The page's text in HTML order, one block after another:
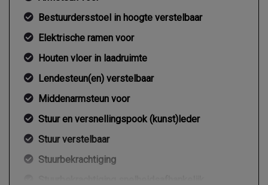
Bestuurdersstoel in hoogte verstelbaar
Elektrische ramen voor
Houten vloer in laadruimte
Lendesteun(en) verstelbaar
Middenarmsteun voor
Stuur en versnellingspook (kunst)leder
Stuur verstelbaar
Stuurbekrachtiging